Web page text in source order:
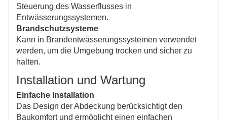
Steuerung des Wasserflusses in
Entwässerungssystemen.
Brandschutzsysteme
Kann in Brandentwässerungssystemen verwendet
werden, um die Umgebung trocken und sicher zu
halten.
Installation und Wartung
Einfache Installation
Das Design der Abdeckung berücksichtigt den
Baukomfort und ermöglicht einen einfachen